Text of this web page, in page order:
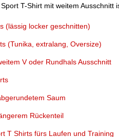
T-Shirt mit weitem Ausschnitt
(lässig locker geschnitten)
(Tunika, extralang, Oversize)
V oder Rundhals Ausschnitt
Saum
Rückenteil
T Shirts fürs Laufen und Training